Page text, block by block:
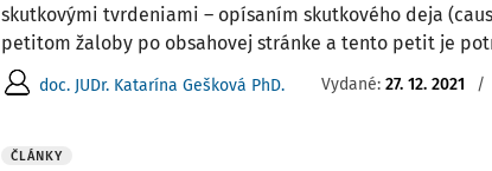
skutkovými tvrdeniami – opísaním skutkového deja
petitom žaloby po obsahovej stránke a tento petit je
doc. JUDr. Katarína Gešková PhD. Vydané: 27. 12. 2021 /
ČLÁNKY